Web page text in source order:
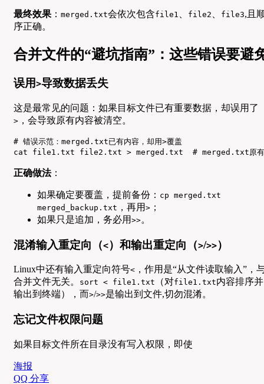
最终效果 ： merged.txt会依次包含file1 file2 file3,且
序正确。
合并文件的“避坑指南”：这些错误要避
误用>导致数据丢失
这是最常见的问题：如果目标文件已有重要数据，却误用了
> ，会导致原有内容被清空。
# 错误示范：merged.txt已有内容，却用>覆盖
cat file1.txt file2.txt > merged.txt  # merged.txt原有内
正确做法：
如果确定要覆盖，提前备份： cp merged.txt
merged_backup.txt ，再用 > ；
如果只是追加，务必用 >>。
混淆输入重定向（<）和输出重定向（>/>>）
Linux中还有输入重定向符号< ，作用是“从文件读取输入”，
合并文件无关。
sort < file1.txt （对file1.txt内容排序并
输出到终端），而>/>>是输出到文件,切勿混淆。
忘记文件权限问题
如果目标文件所在目录没有写入权限，即使
海报
QQ 分享